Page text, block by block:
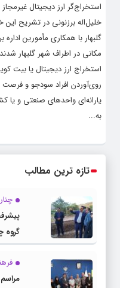
استخراج‌گر ارز دیجیتال
گلبهار با همکاری مأمورین
مکانی در اطراف شهر گلبهار
استخراج ارز دیجیتال یا بیت
روی‌آوردن افراد سودجو و فرصت
یارانه‌ای واحدهای صنعتی و یا
به...
تازه ترین مطالب
گروه
دولتی